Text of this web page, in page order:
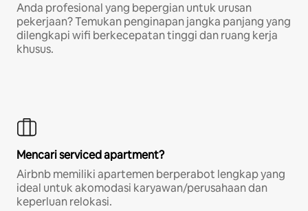
Anda profesional yang bepergian untuk urusan
pekerjaan? Temukan penginapan jangka panjang yang
dilengkapi wifi berkecepatan tinggi dan ruang kerja
khusus.
Mencari serviced apartment?
Airbnb memiliki apartemen berperabot lengkap yang
ideal untuk akomodasi karyawan/perusahaan dan
keperluan relokasi.